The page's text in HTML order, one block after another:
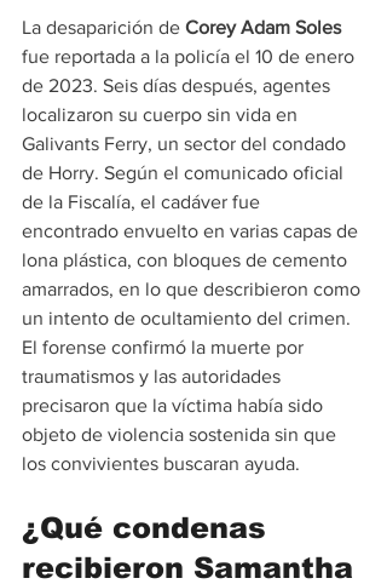
La desaparición de Corey Adam Soles
fue reportada a la policía el 10 de enero
de 2023. Seis días después, agentes
localizaron su cuerpo sin vida en
Galivants Ferry, un sector del condado
de Horry. Según el comunicado oficial
de la Fiscalía, el cadáver fue
encontrado envuelto en varias capas de
lona plástica, con bloques de cemento
amarrados, en lo que describieron como
un intento de ocultamiento del crimen.
El forense confirmó la muerte por
traumatismos y las autoridades
precisaron que la víctima había sido
objeto de violencia sostenida sin que
los convivientes buscaran ayuda.
¿Qué condenas
recibieron Samantha